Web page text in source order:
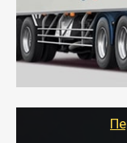
-
соблюдением
термописцем,
книжкой у
- Тайгер